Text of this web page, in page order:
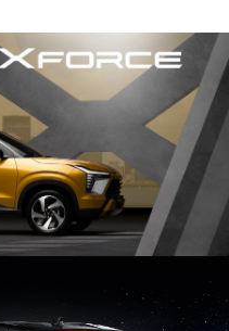
PHỤ KIỆN HỢP TÁC BÊN THỨ 3
ĐẶC QUYỀN HỘI VIÊN